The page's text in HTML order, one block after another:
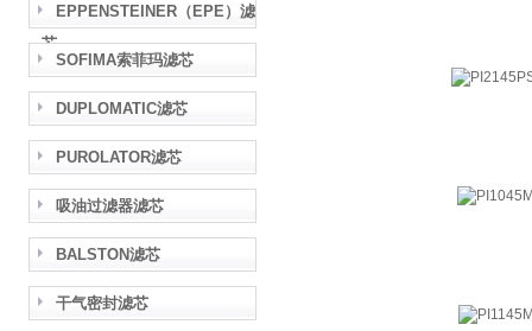
EPPENSTEINER（EPE）滤
芯
SOFIMA索菲玛滤芯
DUPLOMATIC滤芯
PUROLATOR滤芯
吸油过滤器滤芯
BALSTON滤芯
干气密封滤芯